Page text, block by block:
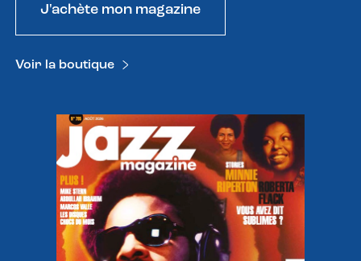
J'achète mon magazine
Voir la boutique